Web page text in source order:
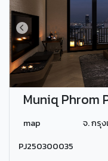
Muniq Phrom
map
จ. กรุ
PJ250300035